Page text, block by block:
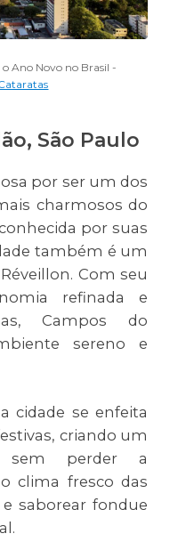
Ano Novo no Brasil -
São Paulo
por ser um dos
charmosos do
por suas
também é um
Com seu
refinada e
Campos do
sereno e
cidade se enfeita
criando um
sem perder a
clima fresco das
saborear fondue